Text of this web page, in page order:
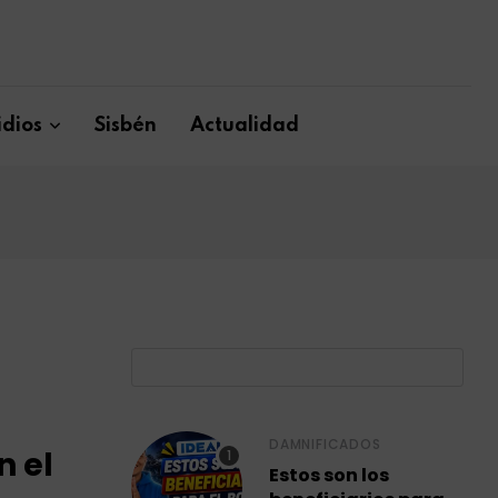
Sisbén Actualidad
el DAMNIFICADOS
Estos son los